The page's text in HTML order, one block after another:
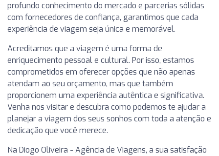
profundo conhecimento do mercado e parcerias sólidas
com fornecedores de confiança, garantimos que cada
experiência de viagem seja única e memorável.
Acreditamos que a viagem é uma forma de
enriquecimento pessoal e cultural. Por isso, estamos
comprometidos em oferecer opções que não apenas
atendam ao seu orçamento, mas que também
proporcionem uma experiência autêntica e significativa.
Venha nos visitar e descubra como podemos te ajudar a
planejar a viagem dos seus sonhos com toda a atenção e
dedicação que você merece.
Na Diogo Oliveira - Agência de Viagens, a sua satisfação